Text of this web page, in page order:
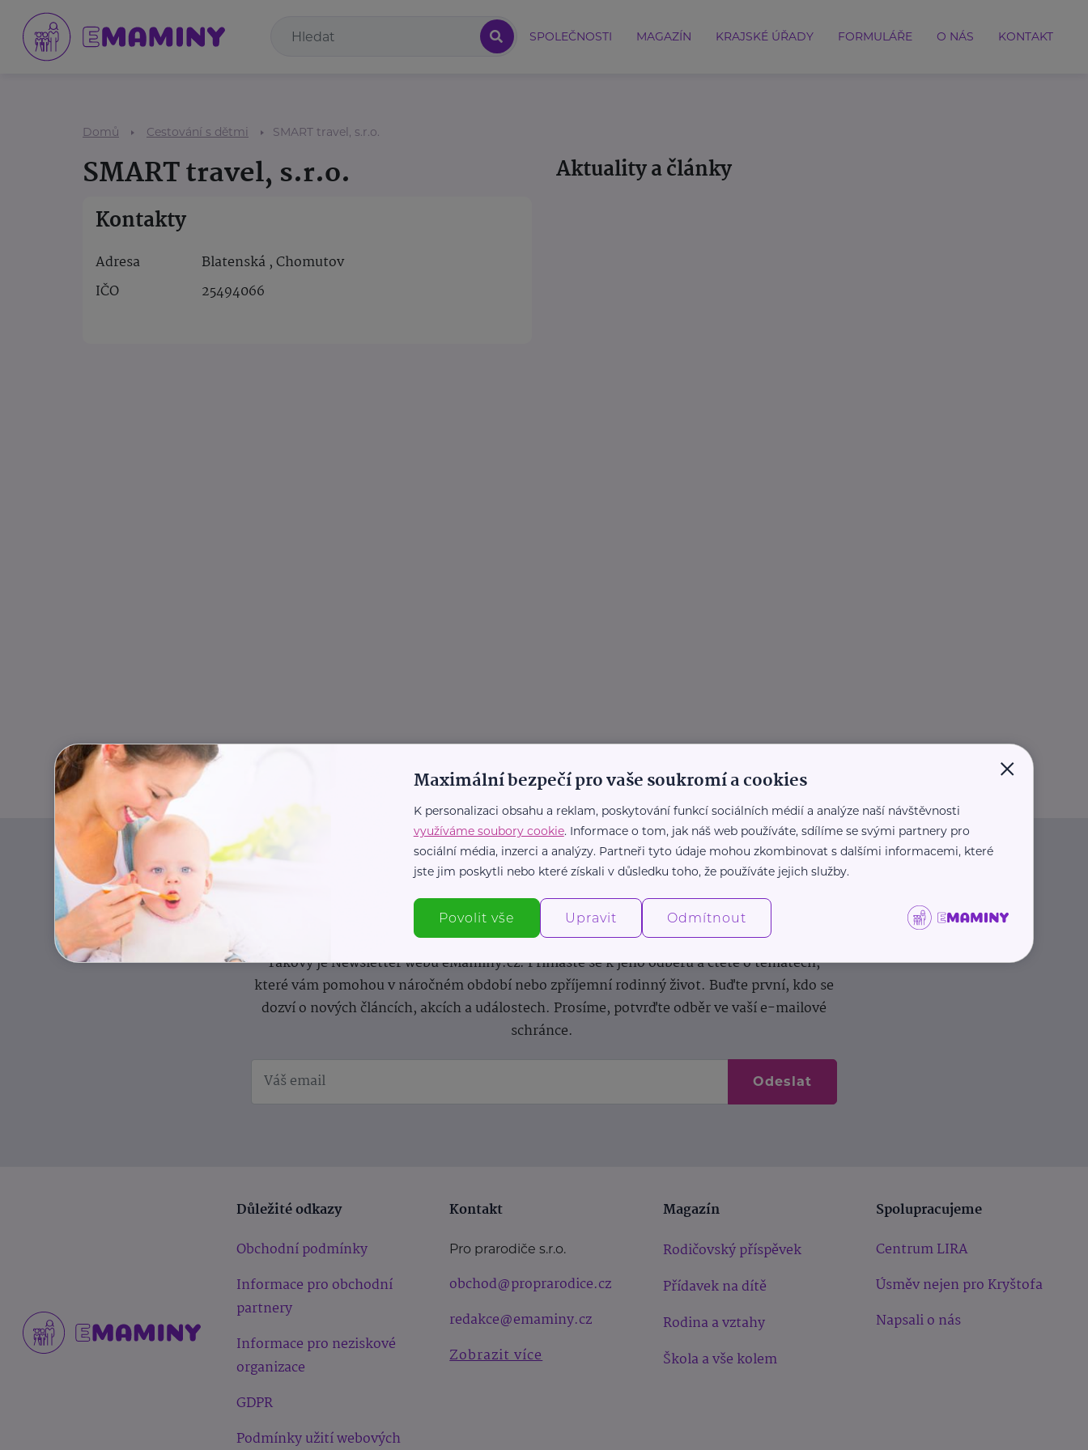
SPOLEČNOSTI MAGAZÍN KRAJSKÉ ÚŘADY FORMULÁŘE O NÁS KONTAKT
Domů Cestování s dětmi SMART travel, s.r.o.
SMART travel, s.r.o.
Kontakty
Adresa
Blatenská , Chomutov
IČO
25494066
Aktuality a články
Newsletter
Pravidelný přísun novinek, inspirace na každý den, podpora pro rodiče i sdílení zkušeností.
Takový je Newsletter webu eMaminy.cz. Přihlaste se k jeho odběru a čtěte o tématech,
které vám pomohou v náročném období nebo zpříjemní rodinný život. Buďte první, kdo se
dozví o nových článcích, akcích a událostech. Prosíme, potvrďte odběr ve vaší e-mailové
schránce.
Odeslat
Důležité odkazy
Obchodní podmínky
Informace pro obchodní
partnery
Informace pro neziskové
organizace
GDPR
Podmínky užití webových
Kontakt
Pro prarodiče s.r.o.
obchod@proprarodice.cz
redakce@emaminy.cz
Zobrazit více
Magazín
Rodičovský příspěvek
Přídavek na dítě
Rodina a vztahy
Škola a vše kolem
Spolupracujeme
Centrum LIRA
Úsměv nejen pro Kryštofa
Napsali o nás
×
Maximální bezpečí pro vaše soukromí a cookies
K personalizaci obsahu a reklam, poskytování funkcí sociálních médií a analýze naší návštěvnosti
využíváme soubory cookie. Informace o tom, jak náš web používáte, sdílíme se svými partnery pro
sociální média, inzerci a analýzy. Partneři tyto údaje mohou zkombinovat s dalšími informacemi, které
jste jim poskytli nebo které získali v důsledku toho, že používáte jejich služby.
Povolit vše Upravit Odmítnout